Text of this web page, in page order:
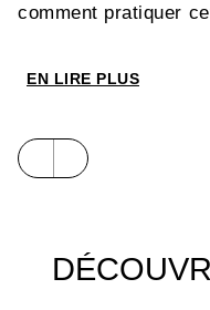
comment pratiquer
bénéfique pour le
EN LIRE PLUS